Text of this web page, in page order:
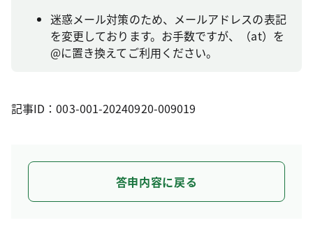
迷惑メール対策のため、メールアドレスの表記
を変更しております。お手数ですが、（at）を
@に置き換えてご利用ください。
記事ID：003-001-20240920-009019
答申内容に戻る